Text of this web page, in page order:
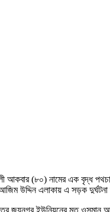
আকবার (৮০) নামের এক বৃদ্ধ
উদ্দিন এলাকায় এ সড়ক দুর্ঘটনা